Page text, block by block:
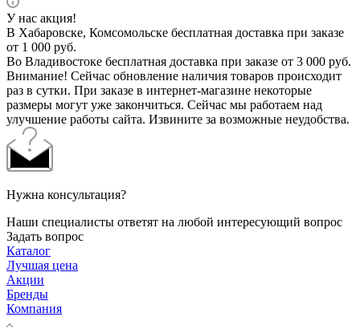
У нас акция!
В Хабаровске, Комсомольске бесплатная доставка при заказе
от 1 000 руб.
Во Владивостоке бесплатная доставка при заказе от 3 000 руб.
Внимание! Сейчас обновление наличия товаров происходит
раз в сутки. При заказе в интернет-магазине некоторые
размеры могут уже закончиться. Сейчас мы работаем над
улучшение работы сайта. Извините за возможные неудобства.
Нужна консультация?
Наши специалисты ответят на любой интересующий вопрос
Задать вопрос
Каталог
Лучшая цена
Акции
Бренды
Компания